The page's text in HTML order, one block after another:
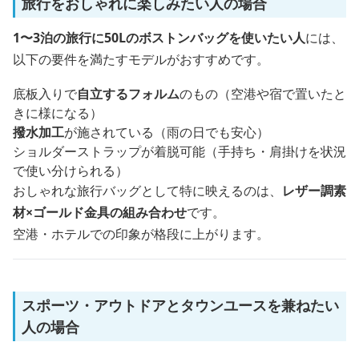
1〜3泊の旅行に50Lのボストンバッグを使いたい人には、
以下の要件を満たすモデルがおすすめです。
底板入りで自立するフォルムのもの（空港や宿で置いたと
きに様になる）
撥水加工が施されている（雨の日でも安心）
ショルダーストラップが着脱可能（手持ち・肩掛けを状況
で使い分けられる）
おしゃれな旅行バッグとして特に映えるのは、 レザー調素
材×ゴールド金具の組み合わせです。
空港・ホテルでの印象が格段に上がります。
スポーツ・アウトドアとタウンユースを兼ねたい
人の場合